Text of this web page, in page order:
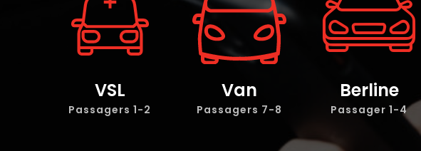
Berline
1-4 Passager
Van
7-8 Passagers
VSL
1-2
Passagers